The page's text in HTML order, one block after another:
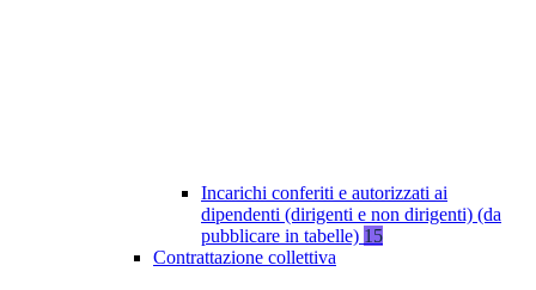
Incarichi conferiti e autorizzati ai
dipendenti (dirigenti e non dirigenti) (da
pubblicare in tabelle) 15
Contrattazione collettiva